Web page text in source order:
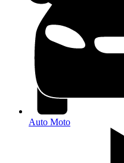
Auto Moto